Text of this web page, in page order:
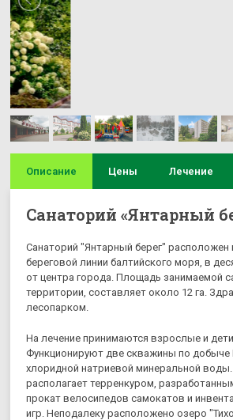
Описание Цены Лечение
Санаторий «Янтарный
Санаторий "Янтарный берег" расположен
береговой линии балтийского моря, в
от центра города. Площадь занимаемой
территории, составляет около 12 га.
лесопарком.
На лечение принимаются взрослые и дети
Функционируют две скважины по добыче
хлоридной натриевой минеральной
располагает терренкуром,
прокат велосипедов самокатов и
игр. Неподалеку расположено озеро